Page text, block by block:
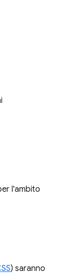
l'ambito
) saranno